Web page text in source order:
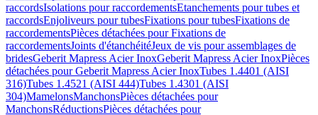
raccordsIsolations pour raccordementsEtanchements pour tubes et
raccordsEnjoliveurs pour tubesFixations pour tubesFixations de
raccordementsPièces détachées pour Fixations de
raccordementsJoints d'étanchéitéJeux de vis pour assemblages de
bridesGeberit Mapress Acier InoxGeberit Mapress Acier InoxPièces
détachées pour Geberit Mapress Acier InoxTubes 1.4401 (AISI
316)Tubes 1.4521 (AISI 444)Tubes 1.4301 (AISI
304)MamelonsManchonsPièces détachées pour
ManchonsRéductionsPièces détachées pour